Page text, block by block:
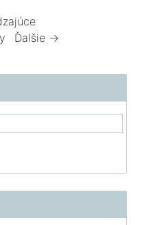
Ďalšie →